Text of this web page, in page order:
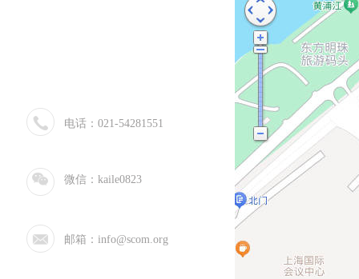
电话：021-54281551
微信： kaile0823
邮箱：info@scom.org